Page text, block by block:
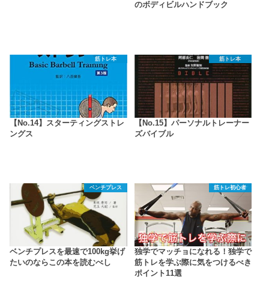
のボディビルハンドブック
筋トレ本
【No.14】スターティングストレ
ングス
筋トレ本
【No.15】パーソナルトレーナー
ズバイブル
ベンチプレス
ベンチプレスを最速で100kg挙げ
たいのならこの本を読むべし
筋トレ初心者
独学でマッチョになれる！独学で
筋トレを学ぶ際に気をつけるべき
ポイント11選